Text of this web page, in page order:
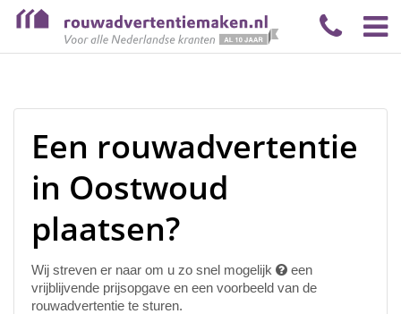
Een rouwadvertentie
in Oostwoud
plaatsen?
Wij streven er naar om u zo snel mogelijk
een
vrijblijvende prijsopgave en een voorbeeld van de
rouwadvertentie te sturen.